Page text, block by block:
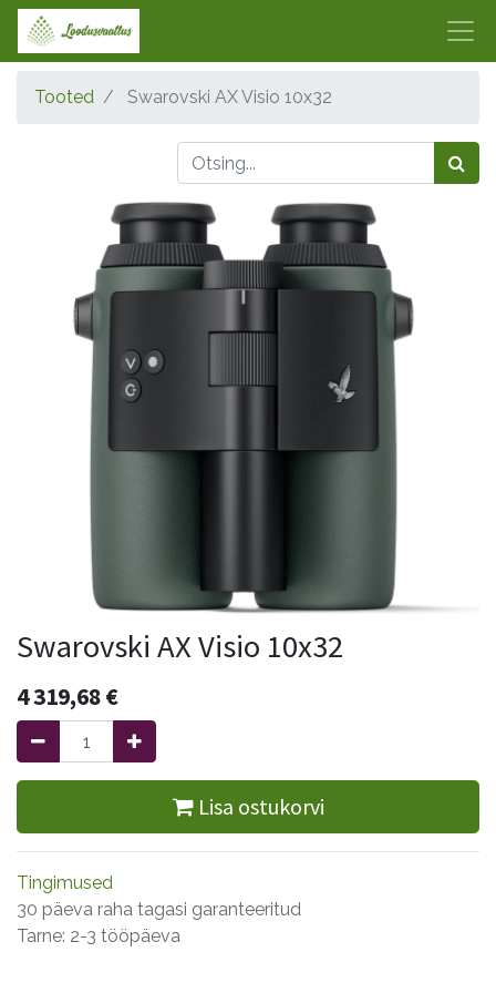
Tooted Swarovski AX Visio 10x32
Swarovski AX Visio 10x32
4 319,68€
Lisa ostukorvi
Tingimused
30 päeva raha tagasi garanteeritud
Tarne: 2-3 tööpäeva